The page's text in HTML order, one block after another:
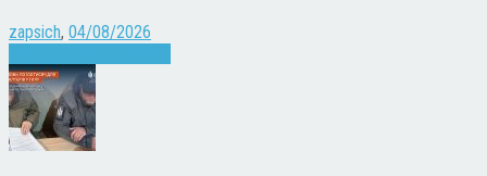
zapsich, 04/08/2026